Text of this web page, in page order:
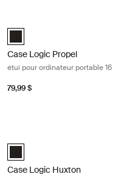
Case Logic Propel 16" Laptop
Case Logic Propel
étui pour ordinateur portable 16
79,99 $
Case Logic Huxton 14" Laptop
Case Logic Huxton